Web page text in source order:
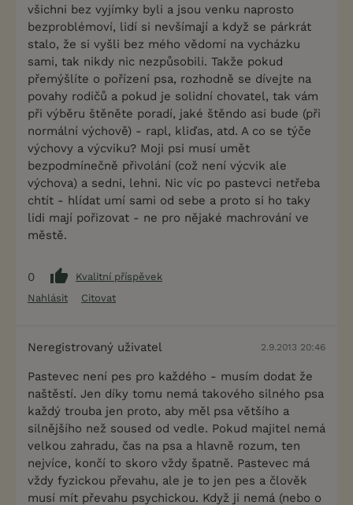
všichni bez vyjímky byli a jsou venku naprosto
bezproblémoví, lidí si nevšímají a když se párkrát
stalo, že si vyšli bez mého vědomí na vycházku
sami, tak nikdy nic nezpůsobili. Takže pokud
přemýšlíte o pořízení psa, rozhodně se dívejte na
povahy rodičů a pokud je solidní chovatel, tak vám
při výběru štěněte poradí, jaké štěndo asi bude (při
normální výchově) - rapl, kliďas, atd. A co se týče
výchovy a výcviku? Moji psi musí umět
bezpodmínečně přivolání (což není výcvik ale
výchova) a sedni, lehni. Nic víc po pastevci netřeba
chtít - hlídat umí sami od sebe a proto si ho taky
lidi mají pořizovat - ne pro nějaké machrování ve
městě.
0
Kvalitní příspěvek
Nahlásit
Citovat
Neregistrovaný uživatel 2.9.2013 20:46
Pastevec není pes pro každého - musím dodat že
naštěstí. Jen díky tomu nemá takového silného psa
každý trouba jen proto, aby měl psa většího a
silnějšího než soused od vedle. Pokud majitel nemá
velkou zahradu, čas na psa a hlavně rozum, ten
nejvíce, končí to skoro vždy špatně. Pastevec má
vždy fyzickou převahu, ale je to jen pes a člověk
musí mít převahu psychickou. Když ji nemá (nebo o